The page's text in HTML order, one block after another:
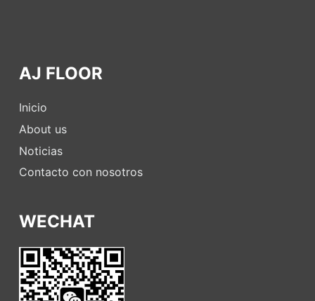
AJ FLOOR
Inicio
About us
Noticias
Contacto con nosotros
WECHAT